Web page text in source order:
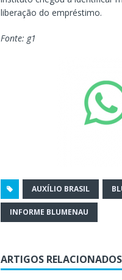
liberação do empréstimo.
Fonte: g1
AUXÍLIO BRASIL
INFORME BLUMENAU
ARTIGOS RELACIONADOS